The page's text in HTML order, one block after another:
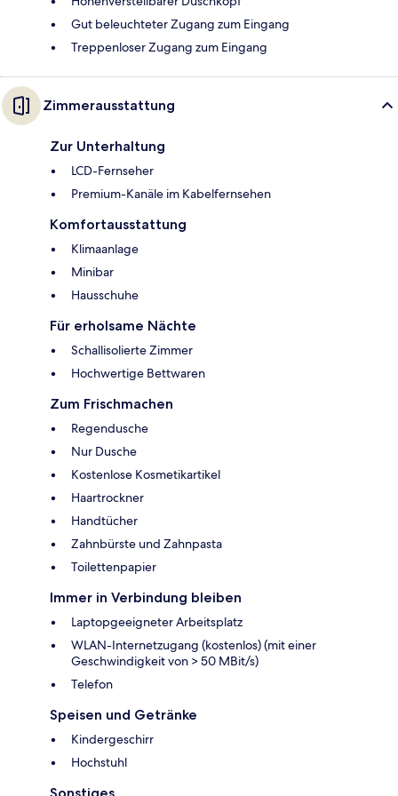
Gut beleuchteter Zugang zum Eingang
Treppenloser Zugang zum Eingang
Zimmerausstattung
Zur Unterhaltung
LCD-Fernseher
Premium-Kanäle im Kabelfernsehen
Komfortausstattung
Klimaanlage
Minibar
Hausschuhe
Für erholsame Nächte
Schallisolierte Zimmer
Hochwertige Bettwaren
Zum Frischmachen
Regendusche
Nur Dusche
Kostenlose Kosmetikartikel
Haartrockner
Handtücher
Zahnbürste und Zahnpasta
Toilettenpapier
Immer in Verbindung bleiben
Laptopgeeigneter Arbeitsplatz
WLAN-Internetzugang (kostenlos) (mit einer
Geschwindigkeit von > 50 MBit/s)
Telefon
Speisen und Getränke
Kindergeschirr
Hochstuhl